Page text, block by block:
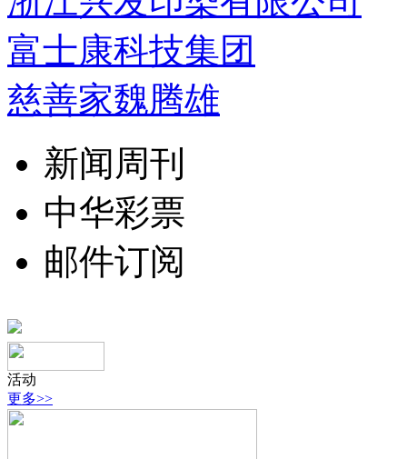
富士康科技集团
慈善家魏腾雄
新闻周刊
中华彩票
邮件订阅
活动
更多>>